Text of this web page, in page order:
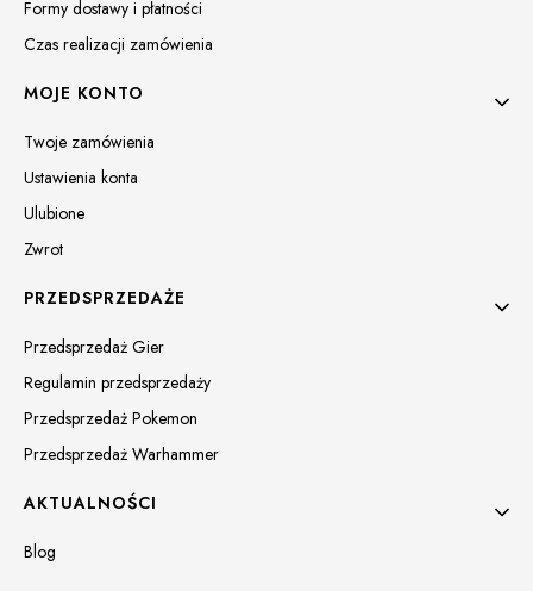
Formy dostawy i płatności
Czas realizacji zamówienia
MOJE KONTO
Twoje zamówienia
Ustawienia konta
Ulubione
Zwrot
PRZEDSPRZEDAŻE
Przedsprzedaż Gier
Regulamin przedsprzedaży
Przedsprzedaż Pokemon
Przedsprzedaż Warhammer
AKTUALNOŚCI
Blog